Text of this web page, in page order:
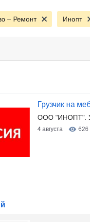
– Ремонт Инопт
Грузчик на
ООО "ИНОПТ".
4 августа 626